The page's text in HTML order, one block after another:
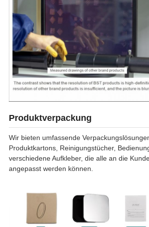
Produktverpackung
Wir bieten umfassende
Produktkartons, Reinigungstücher,
verschiedene Aufkleber, die alle an die
angepasst werden können.